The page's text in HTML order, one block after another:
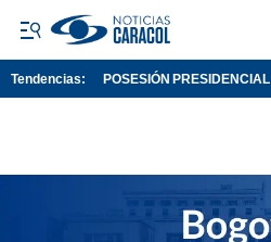
Tendencias: POSESIÓN PRESIDENCIAL